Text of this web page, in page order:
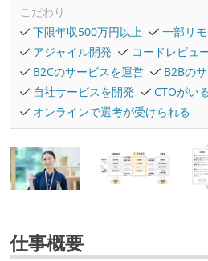
こだわり
下限年収500万円以上
一部リ
アジャイル開発
コードレビュ
B2Cのサービスを運営
B2Bの
自社サービスを開発
CTOがいる
オンラインで選考が受けられる
仕事概要